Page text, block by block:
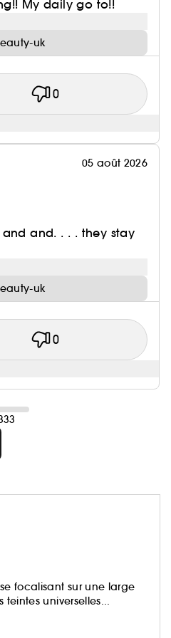
My daily go to!!
uk
0
05 août 2026
and. . . . they stay
uk
0
focalisant sur une large
universelles...